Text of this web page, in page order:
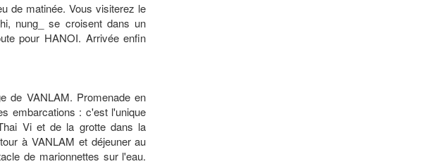
de matinée. Vous visiterez le
nung_ se croisent dans un
pour HANOI. Arrivée enfin
de VANLAM. Promenade en
embarcations : c'est l'unique
Vi et de la grotte dans la
à VANLAM et déjeuner au
de marionnettes sur l'eau.